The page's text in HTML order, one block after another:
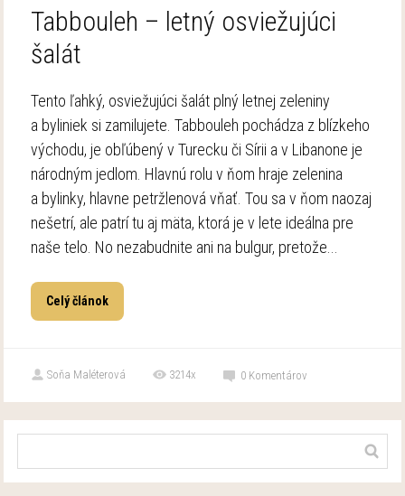
Tabbouleh – letný osviežujúci
šalát
Tento ľahký, osviežujúci šalát plný letnej zeleniny
a byliniek si zamilujete. Tabbouleh pochádza z blízkeho
východu, je obľúbený v Turecku či Sírii a v Libanone je
národným jedlom. Hlavnú rolu v ňom hraje zelenina
a bylinky, hlavne petržlenová vňať. Tou sa v ňom naozaj
nešetrí, ale patrí tu aj mäta, ktorá je v lete ideálna pre
naše telo. No nezabudnite ani na bulgur, pretože...
Celý článok
Soňa Maléterová 3214x 0 Komentárov